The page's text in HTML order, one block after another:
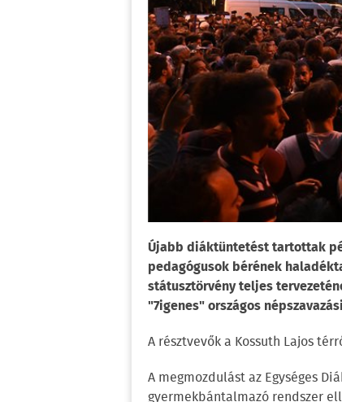
Újabb diáktüntetést tartottak
pedagógusok bérének
státusztörvény teljes
"7igenes" országos
A résztvevők a Kossuth Lajos
A megmozdulást az Egységes
gyermekbántalmazó rendszer